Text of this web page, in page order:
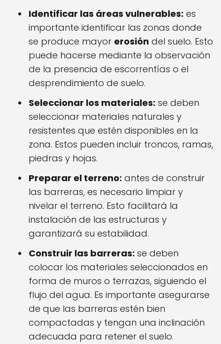
Identificar las áreas vulnerables: es
importante identificar las zonas donde
se produce mayor erosión del suelo. Esto
puede hacerse mediante la observación
de la presencia de escorrentías o el
desprendimiento de suelo.
Seleccionar los materiales: se deben
seleccionar materiales naturales y
resistentes que estén disponibles en la
zona. Estos pueden incluir troncos, ramas,
piedras y hojas.
Preparar el terreno: antes de construir
las barreras, es necesario limpiar y
nivelar el terreno. Esto facilitará la
instalación de las estructuras y
garantizará su estabilidad.
Construir las barreras: se deben
colocar los materiales seleccionados en
forma de muros o terrazas, siguiendo el
flujo del agua. Es importante asegurarse
de que las barreras estén bien
compactadas y tengan una inclinación
adecuada para retener el suelo.